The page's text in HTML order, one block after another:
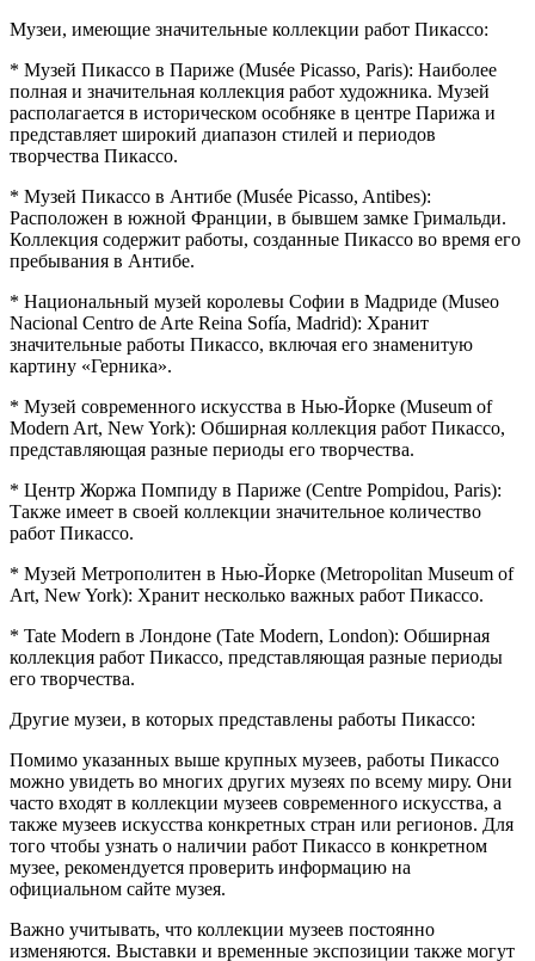
Музеи, имеющие значительные коллекции работ Пикассо:
* Музей Пикассо в Париже (Musée Picasso, Paris): Наиболее
полная и значительная коллекция работ художника. Музей
располагается в историческом особняке в центре Парижа и
представляет широкий диапазон стилей и периодов
творчества Пикассо.
* Музей Пикассо в Антибе (Musée Picasso, Antibes):
Расположен в южной Франции, в бывшем замке Гримальди.
Коллекция содержит работы, созданные Пикассо во время его
пребывания в Антибе.
* Национальный музей королевы Софии в Мадриде (Museo
Nacional Centro de Arte Reina Sofía, Madrid): Хранит
значительные работы Пикассо, включая его знаменитую
картину «Герника».
* Музей современного искусства в Нью-Йорке (Museum of
Modern Art, New York): Обширная коллекция работ Пикассо,
представляющая разные периоды его творчества.
* Центр Жоржа Помпиду в Париже (Centre Pompidou, Paris):
Также имеет в своей коллекции значительное количество
работ Пикассо.
* Музей Метрополитен в Нью-Йорке (Metropolitan Museum of
Art, New York): Хранит несколько важных работ Пикассо.
* Tate Modern в Лондоне (Tate Modern, London): Обширная
коллекция работ Пикассо, представляющая разные периоды
его творчества.
Другие музеи, в которых представлены работы Пикассо:
Помимо указанных выше крупных музеев, работы Пикассо
можно увидеть во многих других музеях по всему миру. Они
часто входят в коллекции музеев современного искусства, а
также музеев искусства конкретных стран или регионов. Для
того чтобы узнать о наличии работ Пикассо в конкретном
музее, рекомендуется проверить информацию на
официальном сайте музея.
Важно учитывать, что коллекции музеев постоянно
изменяются. Выставки и временные экспозиции также могут